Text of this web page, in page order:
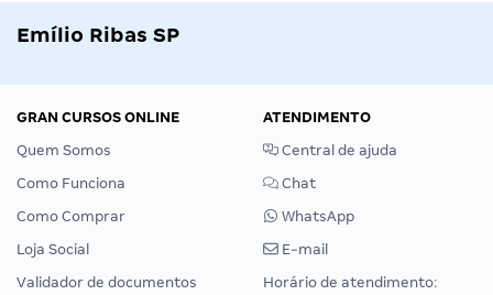
Emílio Ribas SP
GRAN CURSOS ONLINE
Quem Somos
Como Funciona
Como Comprar
Loja Social
Validador de documentos
ATENDIMENTO
Central de ajuda
Chat
WhatsApp
E-mail
Horário de atendimento: